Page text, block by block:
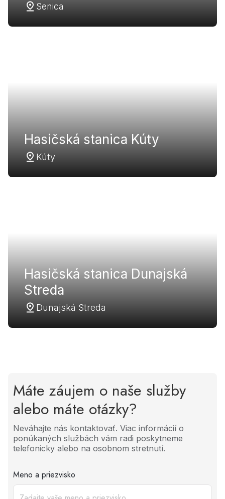
Senica
Hasičská stanica Kúty
Kúty
Hasičská stanica Dunajská
Streda
Dunajská Streda
Máte záujem o naše služby
alebo máte otázky?
Neváhajte nás kontaktovať. Viac informácií o
ponúkaných službách vám radi poskytneme
telefonicky alebo na osobnom stretnutí.
Meno a priezvisko